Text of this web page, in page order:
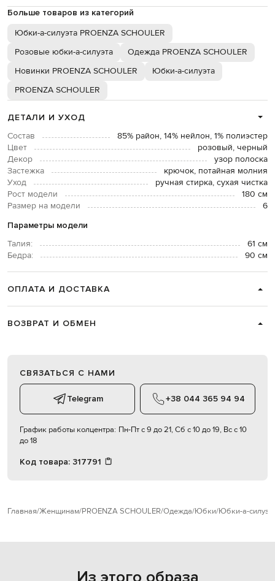
Больше товаров из категорий
Юбки-а-силуэта PROENZA SCHOULER
Розовые юбки-а-силуэта
Одежда PROENZA SCHOULER
Новинки PROENZA SCHOULER
Юбки-а-силуэта
PROENZA SCHOULER
ДЕТАЛИ И УХОД
Состав
85% район, 14% нейлон, 1% полиэстер
Цвет
розовый, черный
Декор
узор полоска
Застежка
крючок, потайная молния
Уход
ручная стирка, сухая чистка
Рост модели
180 см
Размер на модели
6
Параметры модели
Талия:
61 см
Бедра:
90 см
ОПЛАТА И ДОСТАВКА
ВОЗВРАТ И ОБМЕН
СВЯЗАТЬСЯ С НАМИ
Telegram +38 044 365 94 94
График работы колцентра: Пн-Пт с 9 до 21, Сб с 10 до 19, Вс с 10
до 18
Код товара: 317791
Главная Женщинам PROENZA SCHOULER Одежда Юбки Юбки-а-